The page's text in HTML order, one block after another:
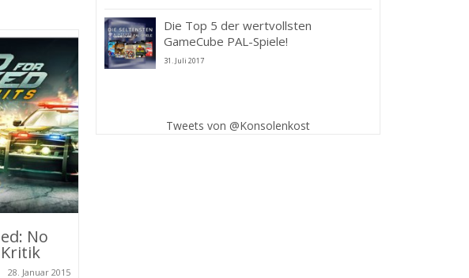
No
28. Januar 2015
Die Top 5 der wertvollsten
GameCube PAL-Spiele!
31. Juli 2017
Tweets von @Konsolenkost